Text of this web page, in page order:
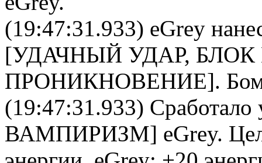
(19:47:31.933) eGrey
[УДАЧНЫЙ УДАР, БЛОК
ПРОНИКНОВЕНИЕ].
(19:47:31.933) Сработало
ВАМПИРИЗМ] eGrey.